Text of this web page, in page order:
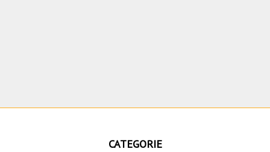
CATEGORIE